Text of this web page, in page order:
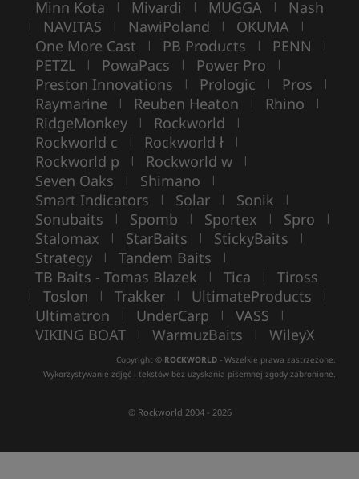
Minn Kota | Mivardi | MUGGA | Nash
| NAVITAS | NawiPoland | OKUMA |
One More Cast | PB Products | PENN |
PETZL | PowaPacs | Power Pro |
Preston Innovations | Prologic | Pros |
Raymarine | Reuben Heaton | Rhino |
RidgeMonkey | Rockworld |
Rockworld c | Rockworld ł |
Rockworld p | Rockworld w |
Seven Oaks | Shimano |
Smart Indicators | Solar | Sonik |
Sonubaits | Spomb | Sportex | Spro |
Stalomax | StarBaits | StickyBaits |
Strategy | Tandem Baits |
TB Baits - Tomas Blazek | Tica | Tiross
| Toslon | Trakker | UltimateProducts |
Ultimatron | UnderCarp | VASS |
VIKING BOAT | WarmuzBaits | WileyX
Copyright © ROCKWORLD - Wszelkie prawa zastrzeżone.
Wykorzystywanie zdjęć i tekstów bez uzyskania pisemnej zgody zabronione.
© Rockworld 2004 - 2026